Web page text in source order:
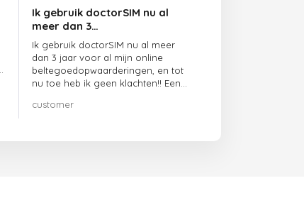
Ik gebruik doctorSIM nu al
meer dan 3…
Ik gebruik doctorSIM nu al meer
dan 3 jaar voor al mijn online
beltegoedopwaarderingen, en tot
nu toe heb ik geen klachten!! Een
customer